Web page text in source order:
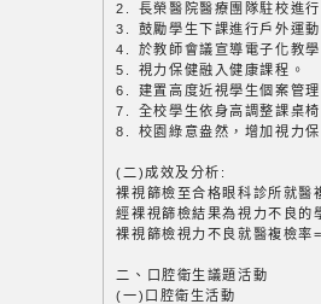
2. 長榮醫院醫療團隊駐校進
3. 鼓勵學生下課進行戶外運
4. 於教師會議宣導電子化教
5. 視力保健融入健康課程。
6. 建置高度近視學生個案管
7. 全校學生依身高調整課桌
8. 校園綠意盎然，增加視力
(二)成效及分析:
裸視篩檢至合格眼科診所就醫
經裸視篩檢結果為視力不良的
裸視篩檢視力不良就醫複檢率
二、口腔衛生議題活動
(一)口腔衛生活動